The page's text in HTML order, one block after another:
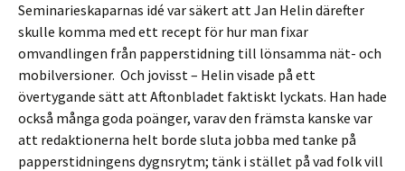
Seminarieskaparnas idé var säkert att Jan Helin därefter
skulle komma med ett recept för hur man fixar
omvandlingen från papperstidning till lönsamma nät- och
mobilversioner. Och jovisst – Helin visade på ett
övertygande sätt att Aftonbladet faktiskt lyckats. Han hade
också många goda poänger, varav den främsta kanske var
att redaktionerna helt borde sluta jobba med tanke på
papperstidningens dygnsrytm; tänk i stället på vad folk vill